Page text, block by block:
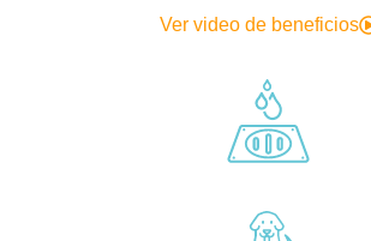
Ver video de beneficios